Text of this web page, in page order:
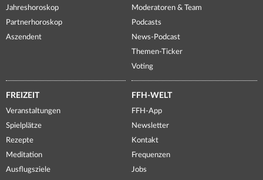
Jahreshoroskop
Partnerhoroskop
Aszendent
Moderatoren & Team
Podcasts
News-Podcast
Themen-Ticker
Voting
FREIZEIT
Veranstaltungen
Spielplätze
Rezepte
Meditation
Ausflugsziele
FFH-WELT
FFH-App
Newsletter
Kontakt
Frequenzen
Jobs